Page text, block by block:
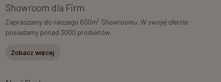
Showroom dla Firm
Zapraszamy do naszego 600m2 Showroomu. W swojej ofercie
posiadamy ponad 3000 produktów.
Zobacz więcej